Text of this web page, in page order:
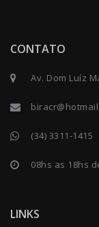
CONTATO
Av. Dom Luíz
(34) 3311-1415
08hs as 18hs
LINKS